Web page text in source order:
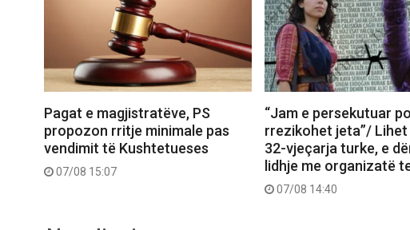
Pagat e magjistratëve, PS
propozon rritje minimale pas
vendimit të Kushtetueses
07/08 15:07
“Jam e persekutuar
rrezikohet jeta”/ Lihet
32-vjeçarja turke, e
lidhje me organizatë
07/08 14:40